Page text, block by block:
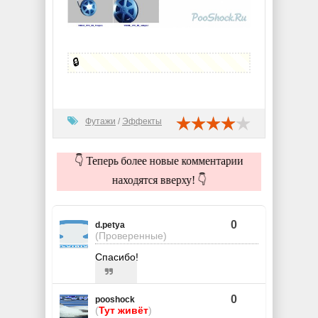
🔒
Футажи / Эффекты
👇 Теперь более новые комментарии
находятся вверху! 👇
d.petya
(Проверенные)
0
Спасибо!
pooshock
(Тут живёт)
0